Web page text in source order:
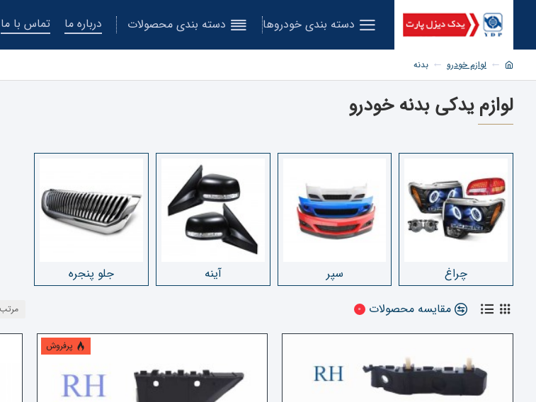
دسته بندی خودروها دسته بندی محصولات درباره ما تماس با ما
لوازم خودرو بدنه
لوازم یدکی بدنه خودرو
چراغ سپر آینه جلو پنجره
مقایسه محصولات 0
پرفروش